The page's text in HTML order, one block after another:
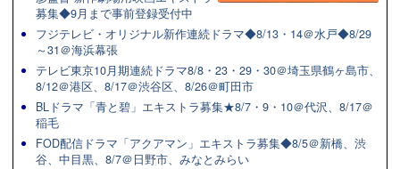
募集◆9月まで事前登録受付中
フジテレビ・オリジナル新作連続ドラマ◆8/13・14＠水戸◆8/29
～31＠海浜幕張
テレビ東京10月期連続ドラマ8/8・23・29・30＠埼玉県鶴ヶ島市、
8/12＠港区、8/17＠渋谷区、8/26＠町田市
BLドラマ「青と碧」エキストラ募集★8/7・9・10＠代沢、8/17＠
稲毛
FOD配信ドラマ「アクアマン」エキストラ募集◆8/5＠新橋、渋
谷、中目黒、8/7＠日野市、みなとみらい